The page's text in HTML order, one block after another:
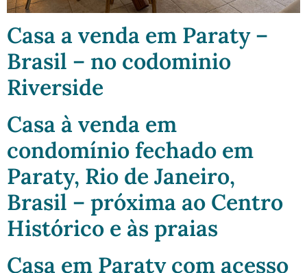
Casa a venda em Paraty –
Brasil – no codominio
Riverside
Casa à venda em
condomínio fechado em
Paraty, Rio de Janeiro,
Brasil – próxima ao Centro
Histórico e às praias
Casa em Paraty com acesso